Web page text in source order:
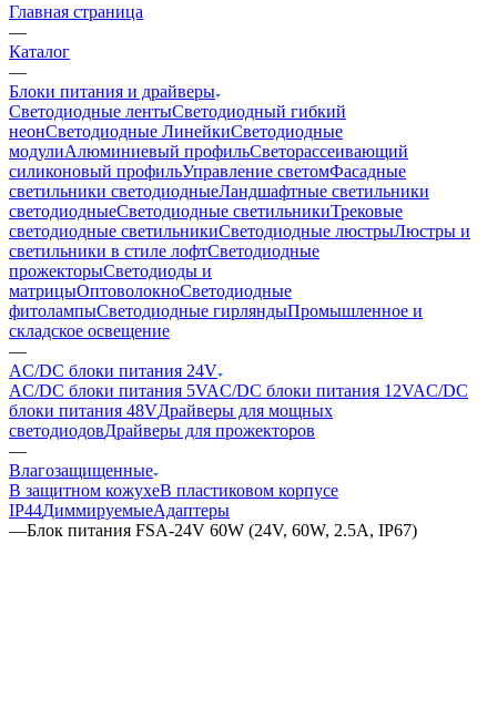
Главная страница
—
Каталог
—
Блоки питания и драйверы
Светодиодные лентыСветодиодный гибкий
неонСветодиодные ЛинейкиСветодиодные
модулиАлюминиевый профильСветорассеивающий
силиконовый профильУправление светомФасадные
светильники светодиодныеЛандшафтные светильники
светодиодныеСветодиодные светильникиТрековые
светодиодные светильникиСветодиодные люстрыЛюстры и
светильники в стиле лофтСветодиодные
прожекторыСветодиоды и
матрицыОптоволокноСветодиодные
фитолампыСветодиодные гирляндыПромышленное и
складское освещение
—
AC/DC блоки питания 24V
AC/DC блоки питания 5VAC/DC блоки питания 12VAC/DC
блоки питания 48VДрайверы для мощных
светодиодовДрайверы для прожекторов
—
Влагозащищенные
В защитном кожухеВ пластиковом корпусе
IP44ДиммируемыеАдаптеры
—Блок питания FSA-24V 60W (24V, 60W, 2.5A, IP67)